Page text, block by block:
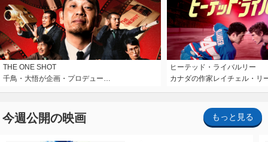
THE ONE SHOT
千鳥・大悟が企画・プロデュー…
ヒーテッド・ライバルリー
カナダの作家レイチェル・リ
今週公開の映画 もっと見る